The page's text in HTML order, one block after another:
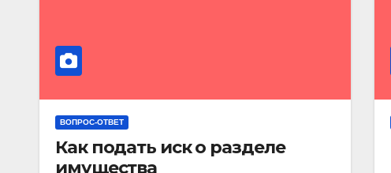
ВОПРОС-ОТВЕТ
Как подать иск о разделе
имущества